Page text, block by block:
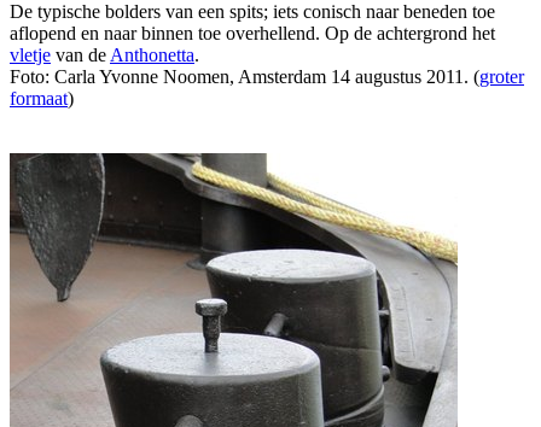
De typische bolders van een spits; iets conisch naar beneden toe
aflopend en naar binnen toe overhellend. Op de achtergrond het
vletje van de Anthonetta.
Foto: Carla Yvonne Noomen, Amsterdam 14 augustus 2011. (groter
formaat)